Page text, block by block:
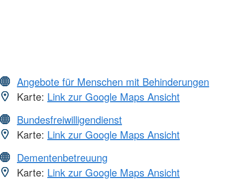
Angebote für Menschen mit Behinderungen
Karte: Link zur Google Maps Ansicht
Bundesfreiwilligendienst
Karte: Link zur Google Maps Ansicht
Dementenbetreuung
Karte: Link zur Google Maps Ansicht